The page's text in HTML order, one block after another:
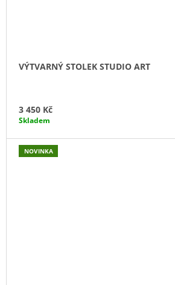
VÝTVARNÝ STOLEK STUDIO ART
3 450 Kč
Skladem
NOVINKA